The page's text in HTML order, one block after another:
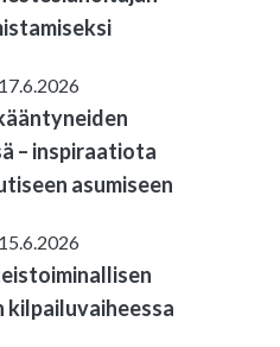
17.6.2026
– inspiraatiota
asumiseen
15.6.2026
kilpailuvaiheessa